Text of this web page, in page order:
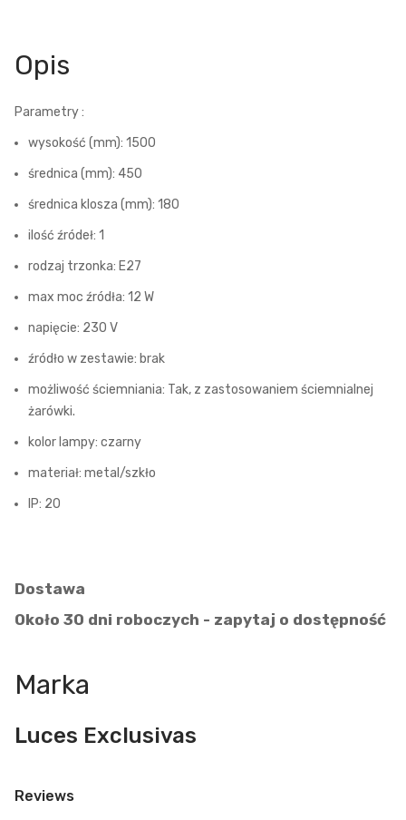
Opis
Parametry :
wysokość (mm): 1500
średnica (mm): 450
średnica klosza (mm): 180
ilość źródeł: 1
rodzaj trzonka: E27
max moc źródła: 12 W
napięcie: 230 V
źródło w zestawie: brak
możliwość ściemniania: Tak, z zastosowaniem ściemnialnej
żarówki.
kolor lampy: czarny
materiał: metal/szkło
IP: 20
Dostawa
Około 30 dni roboczych - zapytaj o dostępność
Marka
Luces Exclusivas
Reviews